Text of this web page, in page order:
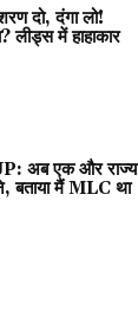
दो, दंगा लो!
लीड्स में हाहाकार
अब एक और राज्य
बताया मैं MLC था